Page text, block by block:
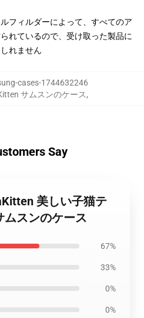
フィルダーによって、すべてのア
れているので、受け取った製品に
れません
cases-1744632246
サムスンのケース,
Say
美しい子猫テ
ムスンのケース
67%
33%
0%
0%